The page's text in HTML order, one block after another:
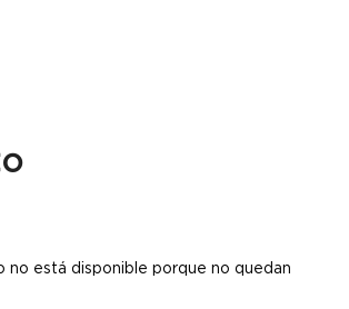
no está disponible porque no quedan